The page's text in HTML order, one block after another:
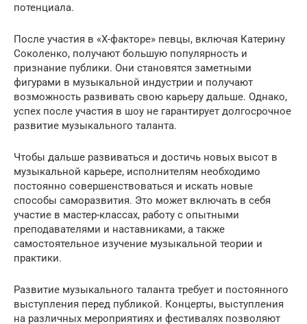
потенциала.
После участия в «Х-факторе» певцы, включая Катерину
Соколенко, получают большую популярность и
признание публики. Они становятся заметными
фигурами в музыкальной индустрии и получают
возможность развивать свою карьеру дальше. Однако,
успех после участия в шоу не гарантирует долгосрочное
развитие музыкального таланта.
Чтобы дальше развиваться и достичь новых высот в
музыкальной карьере, исполнителям необходимо
постоянно совершенствоваться и искать новые
способы саморазвития. Это может включать в себя
участие в мастер-классах, работу с опытными
преподавателями и наставниками, а также
самостоятельное изучение музыкальной теории и
практики.
Развитие музыкального таланта требует и постоянного
выступления перед публикой. Концерты, выступления
на различных мероприятиях и фестивалях позволяют